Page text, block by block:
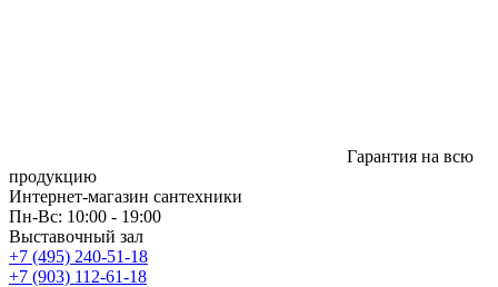
Гарантия на всю
продукцию
Интернет-магазин сантехники
Пн-Вс: 10:00 - 19:00
Выставочный зал
+7 (495) 240-51-18
+7 (903) 112-61-18